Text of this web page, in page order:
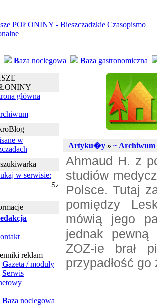
Baza noclegowa Baza gastronomiczna
główna
rchiwum
w
w serwisie:
ontakt
reklam
Gazeta / moduły
Serwis
Baza noclegowa
Artyku�y » ~ Archiwum
Ahmaud H. z
studiów
Polsce. Tutaj
pomiędzy
mówią jego
jednak pewną
ZOZ-ie brał
przypadłość go